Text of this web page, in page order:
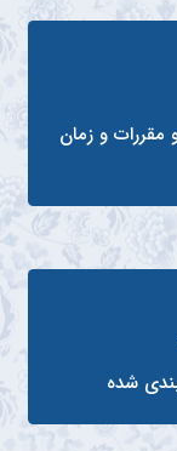
و زمان
شده